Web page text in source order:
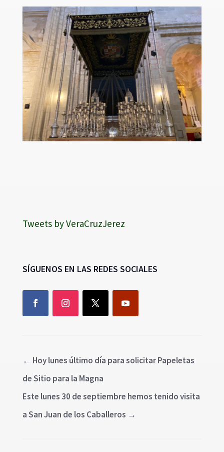
Tweets by VeraCruzJerez
SÍGUENOS EN LAS REDES SOCIALES
← Hoy lunes último día para solicitar Papeletas
de Sitio para la Magna
Este lunes 30 de septiembre hemos tenido visita
a San Juan de los Caballeros →